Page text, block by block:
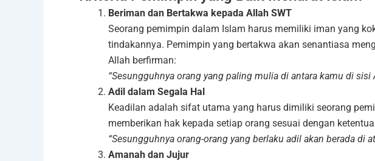
Beriman dan Bertakwa kepada Allah SWT
Seorang pemimpin dalam Islam harus memiliki iman yang
tindakannya. Pemimpin yang bertakwa akan senantiasa
Allah berfirman:
“Sesungguhnya orang yang paling mulia di antara kamu di
Adil dalam Segala Hal
Keadilan adalah sifat utama yang harus dimiliki seorang
memberikan hak kepada setiap orang sesuai dengan
“Sesungguhnya orang-orang yang berlaku adil akan berada di
Amanah dan Jujur